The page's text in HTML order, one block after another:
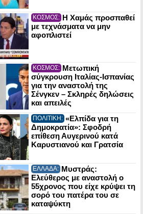
ΚΟΣΜΟΣ: Η Χαμάς προσπαθεί
με τεχνάσματα να μην
αφοπλιστεί
ΚΟΣΜΟΣ: Μετωπική
σύγκρουση Ιταλίας-Ισπανίας
για την αναστολή της
Σένγκεν – Σκληρές δηλώσεις
και απειλές
ΠΟΛΙΤΙΚΗ: «Ελπίδα για τη
Δημοκρατία»: Σφοδρή
επίθεση Αυγερινού κατά
Καρυστιανού και Γρατσία
ΕΛΛΑΔΑ: Μυστράς:
Ελεύθερος με αναστολή ο
55χρονος που είχε κρύψει τη
σορό του πατέρα του σε
καταψύκτη